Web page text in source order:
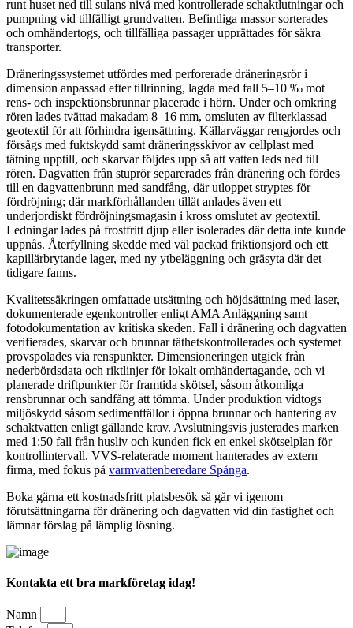
runt huset ned till sulans nivå med kontrollerade schaktlutningar och
pumpning vid tillfälligt grundvatten. Befintliga massor sorterades
och omhändertogs, och tillfälliga passager upprättades för säkra
transporter.
Dräneringssystemet utfördes med perforerade dräneringsrör i
dimension anpassad efter tillrinning, lagda med fall 5–10 ‰ mot
rens- och inspektionsbrunnar placerade i hörn. Under och omkring
rören lades tvättad makadam 8–16 mm, omsluten av filterklassad
geotextil för att förhindra igensättning. Källarväggar rengjordes och
försågs med fuktskydd samt dräneringsskivor av cellplast med
tätning upptill, och skarvar följdes upp så att vatten leds ned till
rören. Dagvatten från stuprör separerades från dränering och fördes
till en dagvattenbrunn med sandfång, där utloppet stryptes för
fördröjning; där markförhållanden tillät anlades även ett
underjordiskt fördröjningsmagasin i kross omslutet av geotextil.
Ledningar lades på frostfritt djup eller isolerades där detta inte kunde
uppnås. Återfyllning skedde med väl packad friktionsjord och ett
kapillärbrytande lager, med ny ytbeläggning och gräsyta där det
tidigare fanns.
Kvalitetssäkringen omfattade utsättning och höjdsättning med laser,
dokumenterade egenkontroller enligt AMA Anläggning samt
fotodokumentation av kritiska skeden. Fall i dränering och dagvatten
verifierades, skarvar och brunnar täthetskontrollerades och systemet
provspolades via renspunkter. Dimensioneringen utgick från
nederbördsdata och riktlinjer för lokalt omhändertagande, och vi
planerade driftpunkter för framtida skötsel, såsom åtkomliga
rensbrunnar och sandfång att tömma. Under produktion vidtogs
miljöskydd såsom sedimentfällor i öppna brunnar och hantering av
schaktvatten enligt gällande krav. Avslutningsvis justerades marken
med 1:50 fall från husliv och kunden fick en enkel skötselplan för
kontrollintervall. VVS-relaterade moment hanterades av extern
firma, med fokus på varmvattenberedare Spånga.
Boka gärna ett kostnadsfritt platsbesök så går vi igenom
förutsättningarna för dränering och dagvatten vid din fastighet och
lämnar förslag på lämplig lösning.
Kontakta ett bra markföretag idag!
Namn